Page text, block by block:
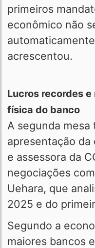
primeiros
econômico não
acrescentou.
Lucros recordes
física do banco
A segunda
apresentação da
e assessora da
negociações
Uehara, que
2025 e do
Segundo a
maiores bancos